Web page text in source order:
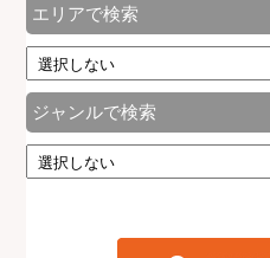
エリアで検索
ジャンルで検索